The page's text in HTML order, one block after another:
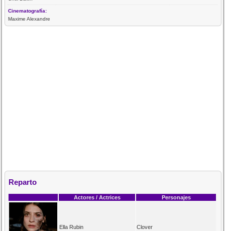
Cinematografía:
Maxime Alexandre
Reparto
Actores / Actrices Personajes
Ella Rubin Clover